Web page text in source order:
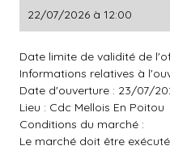
22/07/2026 à 12:00
Date limite de validité de
Informations relatives à
Date d'ouverture : 23/07/
Lieu : Cdc Mellois En Poitou
Conditions du marché :
Le marché doit être